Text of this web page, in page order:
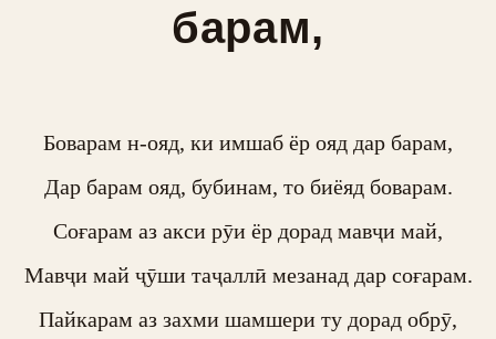
барам,
Боварам н-ояд, ки имшаб ёр ояд дар барам,
Дар барам ояд, бубинам, то биёяд боварам.
Соғарам аз акси рӯи ёр дорад мавҷи май,
Мавҷи май ҷӯши таҷаллӣ мезанад дар соғарам.
Пайкарам аз захми шамшери ту дорад обрӯ,